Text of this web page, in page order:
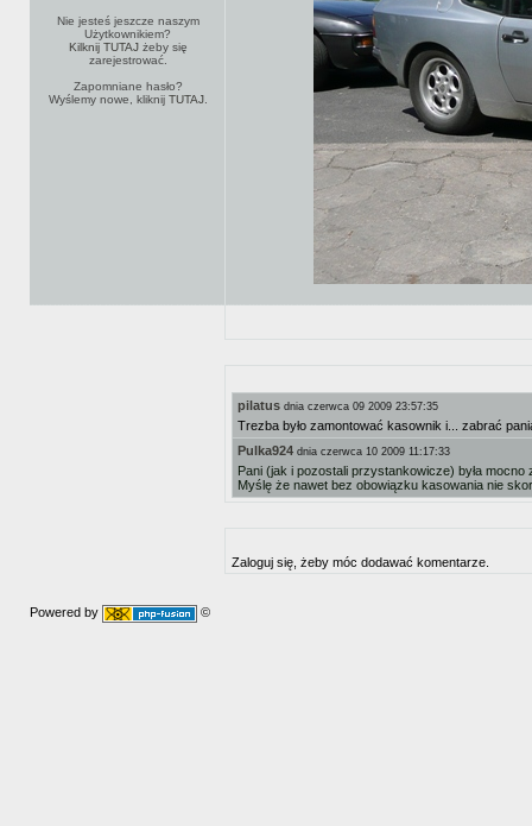
Nie jesteś jeszcze naszym
Użytkownikiem?
Kilknij TUTAJżeby się
zarejestrować.
Zapomniane hasło?
Wyślemy nowe, kliknij TUTAJ.
pilatus dnia czerwca 09 2009 23:57:35
Trezba było zamontować kasownik i... zabrać
Pulka924 dnia czerwca 10 2009 11:17:33
Pani (jak i pozostali przystankowicze) była
Myślę że nawet bez obowiązku kasowania nie
Zaloguj się, żeby móc dodawać komentarze.
Powered by ©